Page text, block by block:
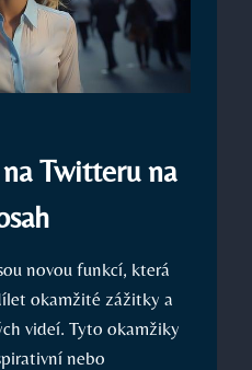
Twitteru na
novou funkcí, která
okamžité zážitky a
videí. Tyto okamžiky
nebo